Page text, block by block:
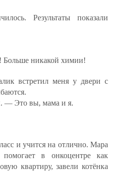
Результаты показали
никакой химии!
встретил меня у двери с
— Это вы, мама и я.
и учится на отлично. Мара
в онкоцентре как
квартиру, завели котёнка